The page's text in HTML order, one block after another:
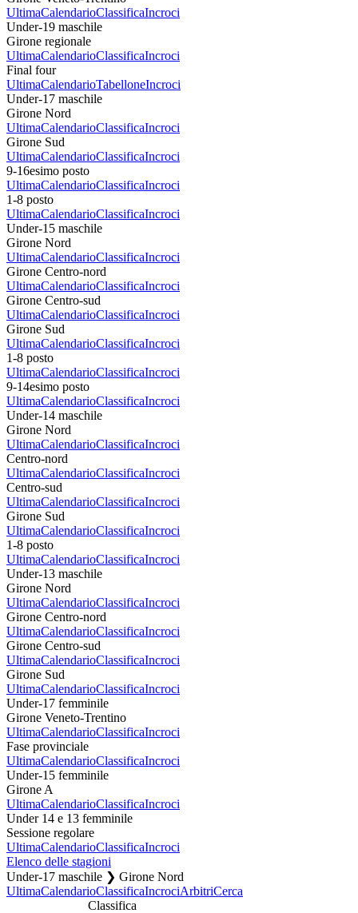
UltimaCalendarioClassificaIncroci
Under-19 maschile
Girone regionale
UltimaCalendarioClassificaIncroci
Final four
UltimaCalendarioTabelloneIncroci
Under-17 maschile
Girone Nord
UltimaCalendarioClassificaIncroci
Girone Sud
UltimaCalendarioClassificaIncroci
9-16esimo posto
UltimaCalendarioClassificaIncroci
1-8 posto
UltimaCalendarioClassificaIncroci
Under-15 maschile
Girone Nord
UltimaCalendarioClassificaIncroci
Girone Centro-nord
UltimaCalendarioClassificaIncroci
Girone Centro-sud
UltimaCalendarioClassificaIncroci
Girone Sud
UltimaCalendarioClassificaIncroci
1-8 posto
UltimaCalendarioClassificaIncroci
9-14esimo posto
UltimaCalendarioClassificaIncroci
Under-14 maschile
Girone Nord
UltimaCalendarioClassificaIncroci
Centro-nord
UltimaCalendarioClassificaIncroci
Centro-sud
UltimaCalendarioClassificaIncroci
Girone Sud
UltimaCalendarioClassificaIncroci
1-8 posto
UltimaCalendarioClassificaIncroci
Under-13 maschile
Girone Nord
UltimaCalendarioClassificaIncroci
Girone Centro-nord
UltimaCalendarioClassificaIncroci
Girone Centro-sud
UltimaCalendarioClassificaIncroci
Girone Sud
UltimaCalendarioClassificaIncroci
Under-17 femminile
Girone Veneto-Trentino
UltimaCalendarioClassificaIncroci
Fase provinciale
UltimaCalendarioClassificaIncroci
Under-15 femminile
Girone A
UltimaCalendarioClassificaIncroci
Under 14 e 13 femminile
Sessione regolare
UltimaCalendarioClassificaIncroci
Elenco delle stagioni
Under-17 maschile ❯ Girone Nord
UltimaCalendarioClassificaIncrociArbitriCerca
Classifica